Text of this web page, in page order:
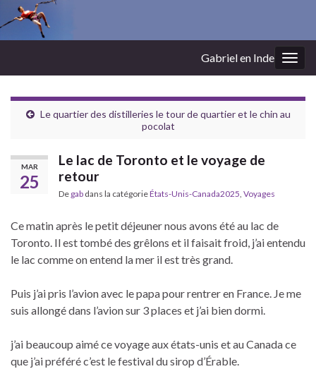
Gabriel en Inde
Le quartier des distilleries le tour de quartier et le chin au
pocolat
MAR
25
Le lac de Toronto et le voyage de
retour
De gab dans la catégorieÉtats-Unis-Canada2025, Voyages
Ce matin après le petit déjeuner nous avons été au lac de
Toronto. Il est tombé des grêlons et il faisait froid, j’ai entendu
le lac comme on entend la mer il est très grand.
Puis j’ai pris l’avion avec le papa pour rentrer en France. Je me
suis allongé dans l’avion sur 3 places et j’ai bien dormi.
j’ai beaucoup aimé ce voyage aux états-unis et au Canada ce
que j’ai préféré c’est le festival du sirop d’Érable.